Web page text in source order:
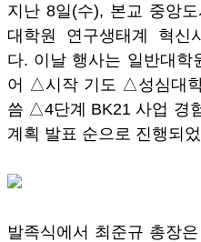
지난 8일(수), 본교 중앙
대학원 연구생태계 혁신
다. 이날 행사는 일반대학
어 △시작 기도 △성심대
씀 △4단계 BK21 사업 경
계획 발표 순으로 진행되
발족식에서 최준규 총장